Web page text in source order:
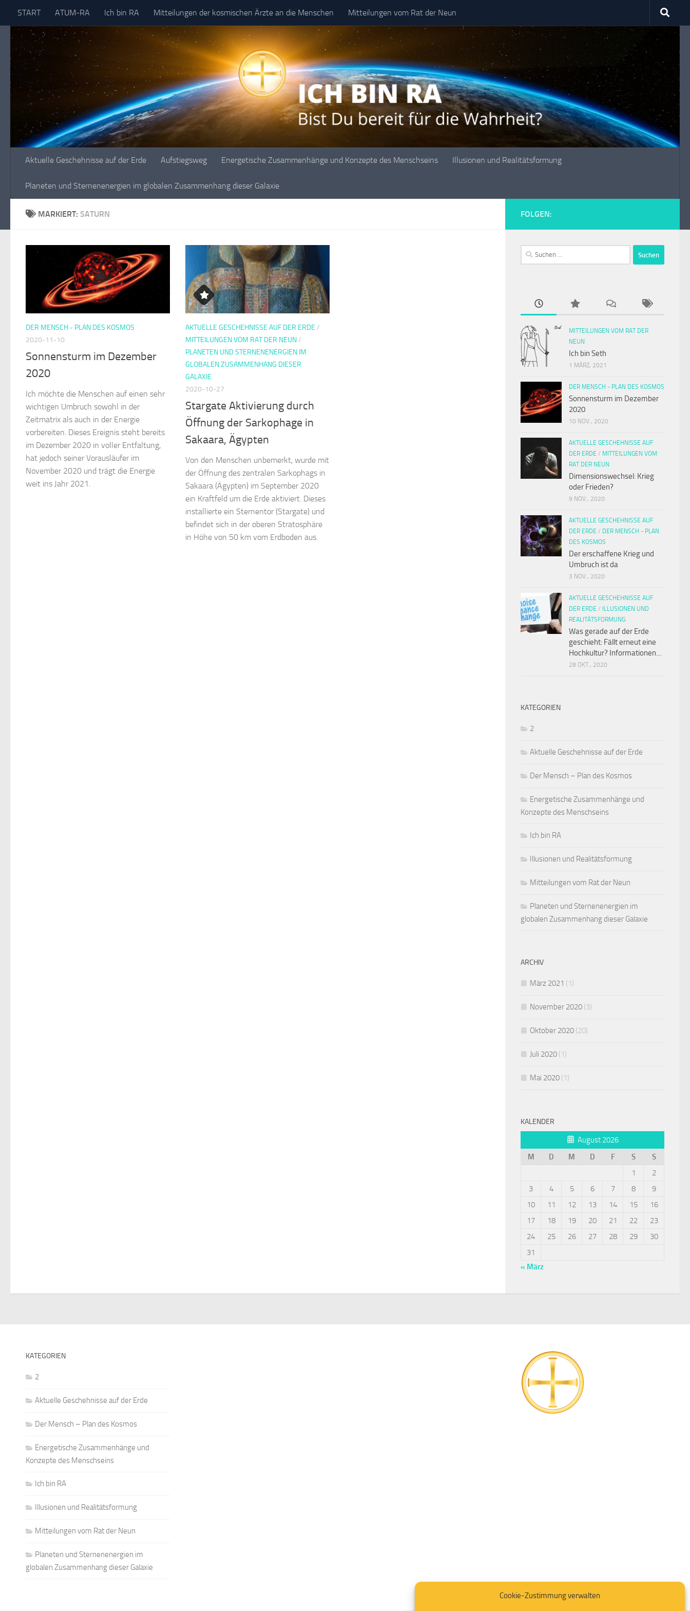
Cookie-Zustimmung verwalten
Skip to content
START ATUM-RA Ich bin RA Mitteilungen der kosmischen Ärzte an die Menschen Mitteilungen vom Rat der Neun
Aktuelle Geschehnisse auf der Erde Aufstiegsweg Energetische Zusammenhänge und Konzepte des Menschseins Illusionen und Realitätsformung
Planeten und Sternenenergien im globalen Zusammenhang dieser Galaxie
MARKIERT: SATURN
DER MENSCH - PLAN DES KOSMOS
2020-11-10
Sonnensturm im Dezember
2020
Ich möchte die Menschen auf einen sehr
wichtigen Umbruch sowohl in der
Zeitmatrix als auch in der Energie
vorbereiten. Dieses Ereignis steht bereits
im Dezember 2020 in voller Entfaltung,
hat jedoch seiner Vorausläufer im
November 2020 und trägt die Energie
weit ins Jahr 2021.
AKTUELLE GESCHEHNISSE AUF DER ERDE /
MITTEILUNGEN VOM RAT DER NEUN/
PLANETEN UND STERNENENERGIEN IM
GLOBALEN ZUSAMMENHANG DIESER
GALAXIE
2020-10-27
Stargate Aktivierung durch
Öffnung der Sarkophage in
Sakaara, Ägypten
Von den Menschen unbemerkt, wurde mit
der Öffnung des zentralen Sarkophags in
Sakaara (Ägypten) im September 2020
ein Kraftfeld um die Erde aktiviert. Dieses
installierte ein Sternentor (Stargate) und
befindet sich in der oberen Stratosphäre
in Höhe von 50 km vom Erdboden aus.
FOLGEN:
Suchen
nach:
MITTEILUNGEN VOM RAT DER
NEUN
Ich bin Seth
1 MÄRZ, 2021
DER MENSCH - PLAN DES KOSMOS
Sonnensturm im Dezember
2020
10 NOV., 2020
AKTUELLE GESCHEHNISSE AUF
DER ERDE / MITTEILUNGEN VOM
RAT DER NEUN
Dimensionswechsel: Krieg
oder Frieden?
9 NOV., 2020
AKTUELLE GESCHEHNISSE AUF
DER ERDE / DER MENSCH - PLAN
DES KOSMOS
Der erschaffene Krieg und
Umbruch ist da
3 NOV., 2020
AKTUELLE GESCHEHNISSE AUF
DER ERDE /
ILLUSIONEN UND
REALITÄTSFORMUNG
Was gerade auf der Erde
geschieht: Fällt erneut eine
Hochkultur? Informationen…
28 OKT., 2020
KATEGORIEN
2
Aktuelle Geschehnisse auf der Erde
Der Mensch – Plan des Kosmos
Energetische Zusammenhänge und
Konzepte des Menschseins
Ich bin RA
Illusionen und Realitätsformung
Mitteilungen vom Rat der Neun
Planeten und Sternenenergien im
globalen Zusammenhang dieser Galaxie
ARCHIV
März 2021 (1)
November 2020 (3)
Oktober 2020 (20)
Juli 2020 (1)
Mai 2020 (1)
KALENDER
August 2026
M
D M D F S
S
1
2
3
4 5 6 7 8
9
10
11 12 13 14 15
16
17
18 19 20 21 22
23
24
25 26 27 28 29
30
31
« März
KATEGORIEN
2
Aktuelle Geschehnisse auf der Erde
Der Mensch – Plan des Kosmos
Energetische Zusammenhänge und
Konzepte des Menschseins
Ich bin RA
Illusionen und Realitätsformung
Mitteilungen vom Rat der Neun
Planeten und Sternenenergien im
globalen Zusammenhang dieser Galaxie